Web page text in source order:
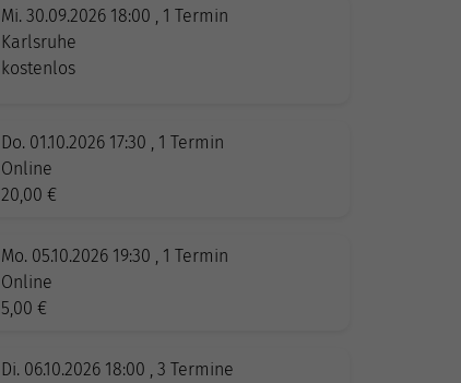
Mi. 30.09.2026 18:00 , 1 Termin
Karlsruhe
kostenlos
Do. 01.10.2026 17:30 , 1 Termin
Online
20,00 €
Mo. 05.10.2026 19:30 , 1 Termin
Online
5,00 €
Di. 06.10.2026 18:00 , 3 Termine